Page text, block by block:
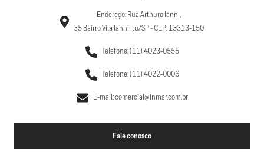
Endereço: Rua Arthuro Ianni,
35 Bairro Vila Ianni Itu/SP - CEP: 13313-150
Telefone: (11) 4023-0555
Telefone: (11) 4022-0006
E-mail: comercial@inmar.com.br
Fale conosco